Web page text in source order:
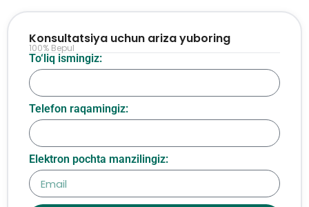
To‘liq ismingiz:
Telefon raqamingiz:
Elektron pochta manzilingiz:
Konsultatsiya uchun ariza yuboring
100% Bepul